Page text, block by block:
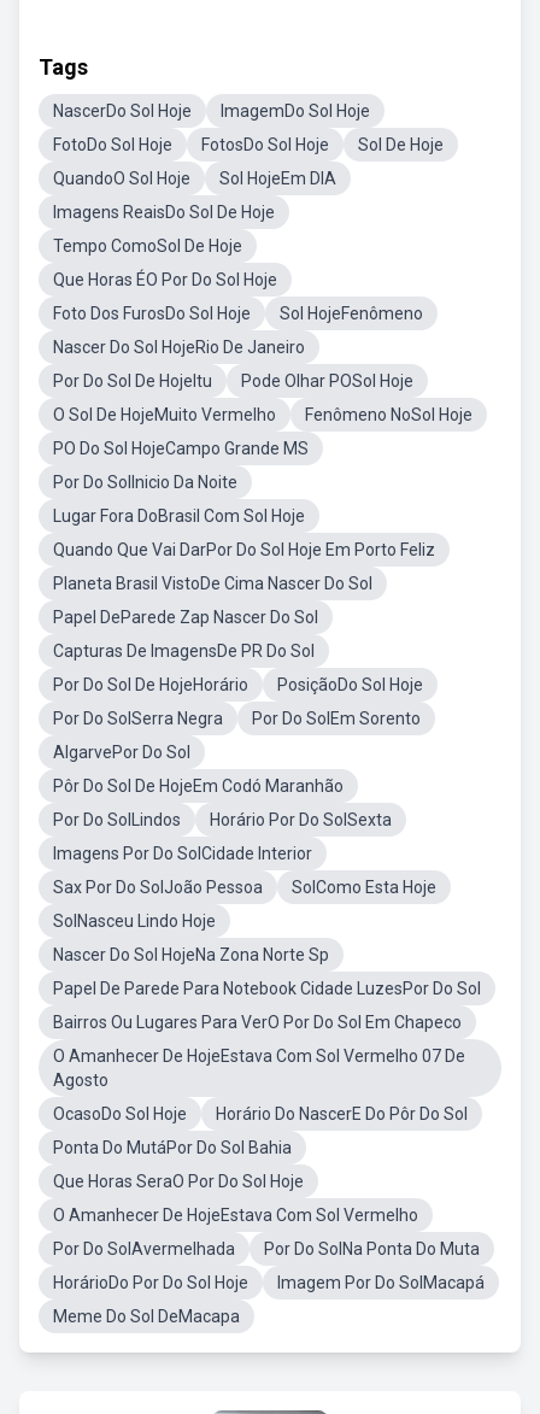
Tags
NascerDo Sol Hoje
ImagemDo Sol Hoje
FotoDo Sol Hoje
FotosDo Sol Hoje
Sol De Hoje
QuandoO Sol Hoje
Sol HojeEm DIA
Imagens ReaisDo Sol De Hoje
Tempo ComoSol De Hoje
Que Horas ÉO Por Do Sol Hoje
Foto Dos FurosDo Sol Hoje
Sol HojeFenômeno
Nascer Do Sol HojeRio De Janeiro
Por Do Sol De HojeItu
Pode Olhar POSol Hoje
O Sol De HojeMuito Vermelho
Fenômeno NoSol Hoje
PO Do Sol HojeCampo Grande MS
Por Do SolInicio Da Noite
Lugar Fora DoBrasil Com Sol Hoje
Quando Que Vai DarPor Do Sol Hoje Em Porto Feliz
Planeta Brasil VistoDe Cima Nascer Do Sol
Papel DeParede Zap Nascer Do Sol
Capturas De ImagensDe PR Do Sol
Por Do Sol De HojeHorário
PosiçãoDo Sol Hoje
Por Do SolSerra Negra
Por Do SolEm Sorento
AlgarvePor Do Sol
Pôr Do Sol De HojeEm Codó Maranhão
Por Do SolLindos
Horário Por Do SolSexta
Imagens Por Do SolCidade Interior
Sax Por Do SolJoão Pessoa
SolComo Esta Hoje
SolNasceu Lindo Hoje
Nascer Do Sol HojeNa Zona Norte Sp
Papel De Parede Para Notebook Cidade LuzesPor Do Sol
Bairros Ou Lugares Para VerO Por Do Sol Em Chapeco
O Amanhecer De HojeEstava Com Sol Vermelho 07 De
Agosto
OcasoDo Sol Hoje
Horário Do NascerE Do Pôr Do Sol
Ponta Do MutáPor Do Sol Bahia
Que Horas SeraO Por Do Sol Hoje
O Amanhecer De HojeEstava Com Sol Vermelho
Por Do SolAvermelhada
Por Do SolNa Ponta Do Muta
HorárioDo Por Do Sol Hoje
Imagem Por Do SolMacapá
Meme Do Sol DeMacapa